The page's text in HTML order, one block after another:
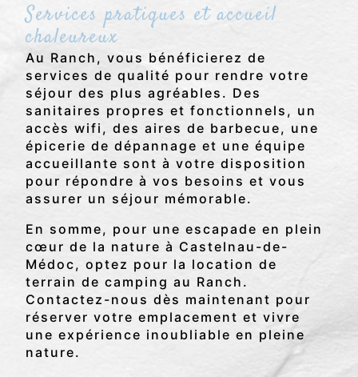
Services pratiques et accueil
chaleureux
Au Ranch, vous bénéficierez de
services de qualité pour rendre votre
séjour des plus agréables. Des
sanitaires propres et fonctionnels, un
accès wifi, des aires de barbecue, une
épicerie de dépannage et une équipe
accueillante sont à votre disposition
pour répondre à vos besoins et vous
assurer un séjour mémorable.
En somme, pour une escapade en plein
cœur de la nature à Castelnau-de-
Médoc, optez pour la location de
terrain de camping au Ranch.
Contactez-nous dès maintenant pour
réserver votre emplacement et vivre
une expérience inoubliable en pleine
nature.